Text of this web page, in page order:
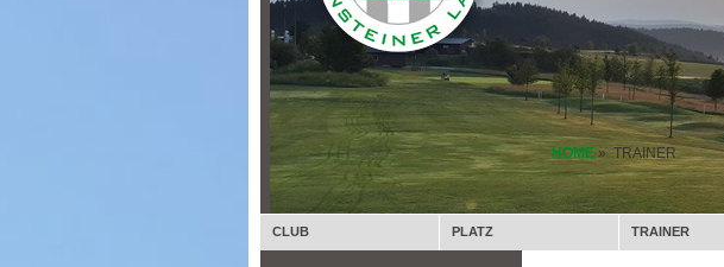
CLUB PLATZ TRAINER
HOME » TRAINER